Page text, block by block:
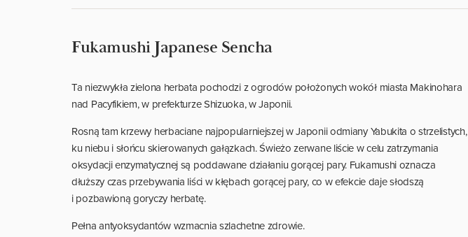
Fukamushi Japanese Sencha
Ta niezwykła zielona herbata pochodzi z ogrodów położonych wokół miasta Makinohara
nad Pacyfikiem, w prefekturze Shizuoka, w Japonii.
Rosną tam krzewy herbaciane najpopularniejszej w Japonii odmiany Yabukita o strzelistych,
ku niebu i słońcu skierowanych gałązkach. Świeżo zerwane liście w celu zatrzymania
oksydacji enzymatycznej są poddawane działaniu gorącej pary. Fukamushi oznacza
dłuższy czas przebywania liści w kłębach gorącej pary, co w efekcie daje słodszą
i pozbawioną goryczy herbatę.
Pełna antyoksydantów wzmacnia szlachetne zdrowie.